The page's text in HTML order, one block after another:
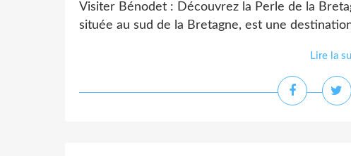
Visiter Bénodet : Découvrez la Perle de la
située au sud de la Bretagne, est une
Lire la